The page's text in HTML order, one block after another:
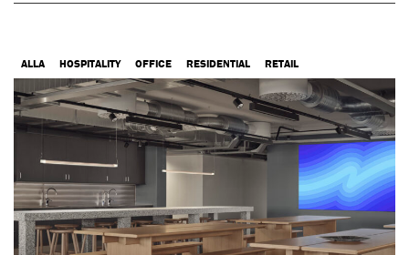
ALLA HOSPITALITY OFFICE RESIDENTIAL RETAIL